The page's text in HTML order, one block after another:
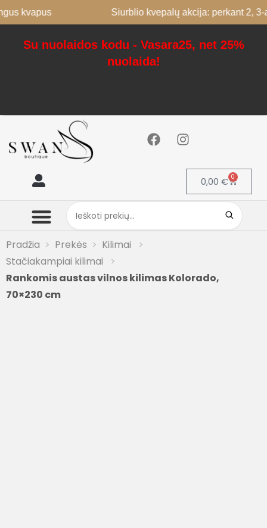
Siurblio kvepalų akcija: perkant 2, 3-as
Su nuolaidos kodu - Vasara25, net 25%
nuolaida!
0,00 € 0
Pradžia Prekės
Kilimai
Stačiakampiai kilimai
Rankomis austas vilnos kilimas Kolorado,
70×230 cm